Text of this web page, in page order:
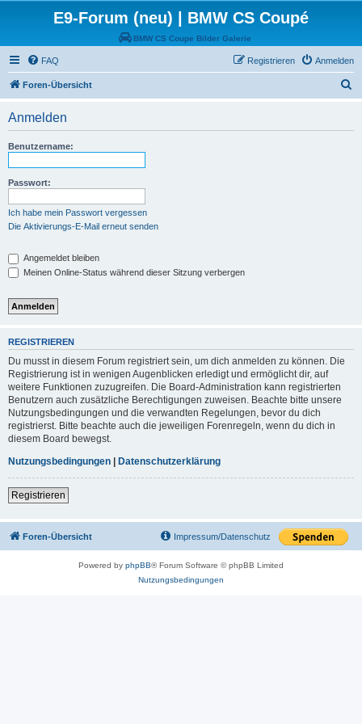
E9-Forum (neu) | BMW CS Coupé
BMW CS Coupe Bilder Galerie
FAQ Anmelden
Registrieren
Foren-Übersicht
Anmelden
Benutzername:
Passwort:
Ich habe mein Passwort vergessen
Die Aktivierungs-E-Mail erneut senden
Angemeldet bleiben
Meinen Online-Status während dieser Sitzung verbergen
REGISTRIEREN
Du musst in diesem Forum registriert sein, um dich anmelden zu können. Die
Registrierung ist in wenigen Augenblicken erledigt und ermöglicht dir, auf
weitere Funktionen zuzugreifen. Die Board-Administration kann registrierten
Benutzern auch zusätzliche Berechtigungen zuweisen. Beachte bitte unsere
Nutzungsbedingungen und die verwandten Regelungen, bevor du dich
registrierst. Bitte beachte auch die jeweiligen Forenregeln, wenn du dich in
diesem Board bewegst.
Nutzungsbedingungen | Datenschutzerklärung
Registrieren
Foren-Übersicht Impressum/Datenschutz
Powered by phpBB® Forum Software © phpBB Limited
Nutzungsbedingungen